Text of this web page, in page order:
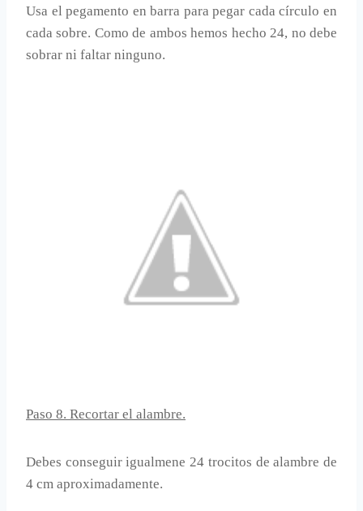
Usa el pegamento en barra para pegar cada círculo en
cada sobre. Como de ambos hemos hecho 24, no debe
sobrar ni faltar ninguno.
Paso 8. Recortar el alambre.
Debes conseguir igualmene 24 trocitos de alambre de
4 cm aproximadamente.